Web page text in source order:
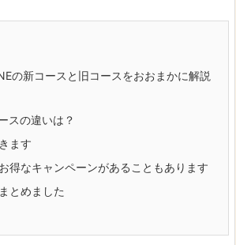
の新コースと旧コースをおおまかに解説
スの違いは？
ます
得なキャンペーンがあることもあります
とめました